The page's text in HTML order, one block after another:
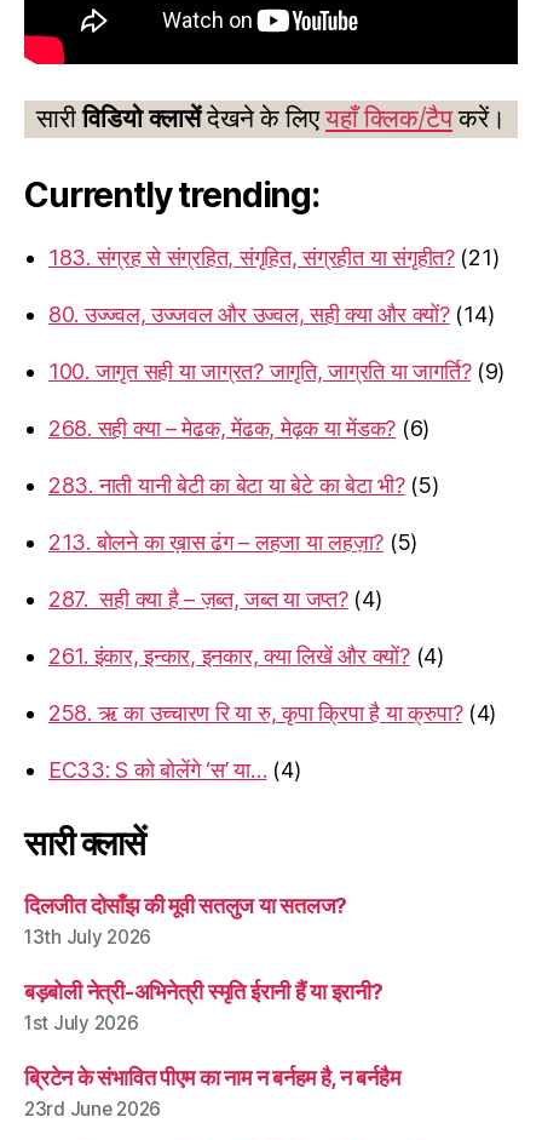
सारीविडियो क्लासेंदेखने के लिएयहाँ क्लिक/टैपकरें।
Currently trending:
183. संग्रह से संग्रहित, संगृहित, संग्रहीत या संगृहीत? (21)
80. उज्ज्वल, उज्जवल और उज्वल, सही क्या और क्यों? (14)
100. जागृत सही या जाग्रत? जागृति, जाग्रति या जागर्ति? (9)
268. सही क्या – मेढक, मेंढक, मेढ़क या मेंडक? (6)
283. नाती यानी बेटी का बेटा या बेटे का बेटा भी? (5)
213. बोलने का ख़ास ढंग – लहजा या लहज़ा? (5)
287. सही क्या है – ज़ब्त, जब्त या जप्त? (4)
261. इंकार, इन्कार, इनकार, क्या लिखें और क्यों? (4)
258. ऋ का उच्चारण रि या रु, कृपा क्रिपा है या क्रुपा? (4)
EC33: S को बोलेंगे ‘स’ या… (4)
सारी क्लासें
दिलजीत दोसाँझ की मूवी सतलुज या सतलज?
13th July 2026
बड़बोली नेत्री-अभिनेत्री स्मृति ईरानी हैं या इरानी?
1st July 2026
ब्रिटेन के संभावित पीएम का नाम न बर्नहम है, न बर्नहैम
23rd June 2026